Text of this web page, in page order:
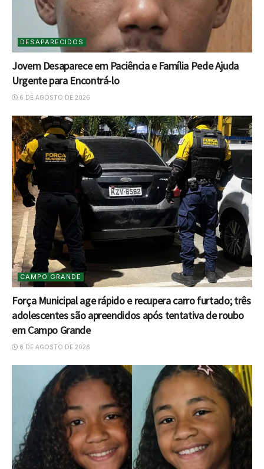
DESAPARECIDOS
Jovem Desaparece em Paciência e Família Pede Ajuda
Urgente para Encontrá-lo
6 DE AGOSTO DE 2026
CAMPO GRANDE
Força Municipal age rápido e recupera carro furtado; três
adolescentes são apreendidos após tentativa de roubo
em Campo Grande
6 DE AGOSTO DE 2026